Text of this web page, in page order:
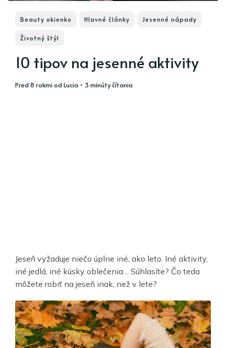
Beauty okienko Hlavné články Jesenné nápady
Životný štýl
10 tipov na jesenné aktivity
pred 8 rokmiodLucia • 3 minúty čítania
Jeseň vyžaduje niečo úplne iné, ako leto. Iné aktivity,
iné jedlá, iné kúsky oblečenia… Súhlasíte? Čo teda
môžete robiť na jeseň inak, než v lete?